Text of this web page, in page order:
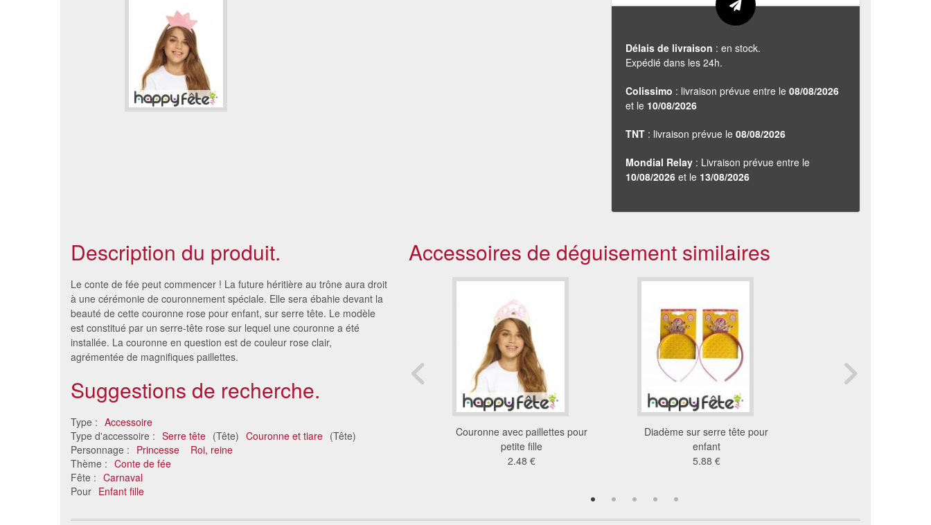
Délais de livraison : en stock.
Expédié dans les 24h.
Colissimo : livraison prévue entre le 08/08/2026
et le 10/08/2026
TNT : livraison prévue le 08/08/2026
Mondial Relay : Livraison prévue entre le
10/08/2026 et le 13/08/2026
Description du produit.
Le conte de fée peut commencer ! La future héritière au trône aura droit
à une cérémonie de couronnement spéciale. Elle sera ébahie devant la
beauté de cette couronne rose pour enfant, sur serre tête. Le modèle
est constitué par un serre-tête rose sur lequel une couronne a été
installée. La couronne en question est de couleur rose clair,
agrémentée de magnifiques paillettes.
Suggestions de recherche.
Type : Accessoire
Type d'accessoire : Serre tête (Tête) Couronne et tiare (Tête)
Personnage : Princesse
Roi, reine
Thème : Conte de fée
Fête : Carnaval
Pour Enfant fille
Accessoires de déguisement similaires
Serre tête couronne lumineuse
2.68 €
Kit miss piggy
38 €
Couronne avec paillettes pour
petite fille
2.48 €
Diadème sur serre tête pour
enfant
5.88 €